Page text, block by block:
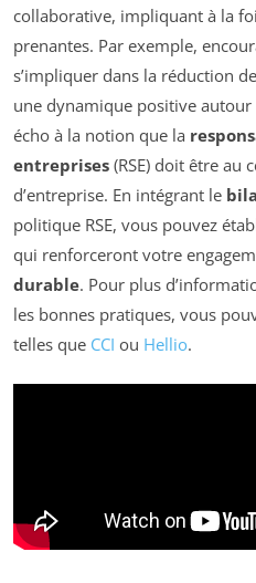
collaborative, impliquant à la
prenantes. Par exemple,
s’impliquer dans la réduction
une dynamique positive
écho à la notion que la
entreprises (RSE) doit être au
d’entreprise. En intégrant le
politique RSE, vous pouvez
qui renforceront votre
durable. Pour plus
les bonnes pratiques, vous
telles que CCI ou Hellio.